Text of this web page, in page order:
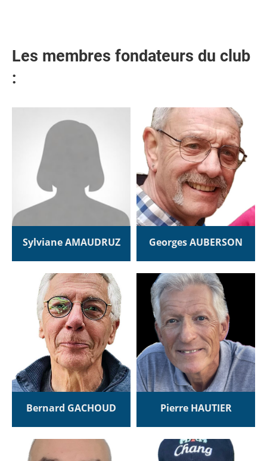
Les membres fondateurs du club
:
Sylviane AMAUDRUZ Georges AUBERSON
Bernard GACHOUD Pierre HAUTIER